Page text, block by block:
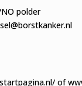
polder
@borstkanker.nl
of